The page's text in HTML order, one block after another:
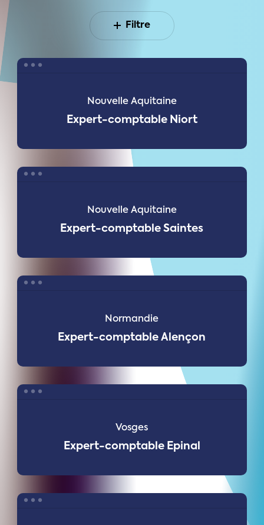
Filtre
Niort
Nouvelle Aquitaine
Expert-comptable Niort
Saintes
Nouvelle Aquitaine
Expert-comptable Saintes
Alençon
Normandie
Expert-comptable Alençon
Vosges
Expert-comptable Epinal